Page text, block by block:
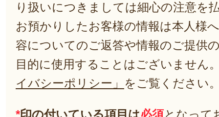
り扱いにつきましては細心の注意を
お預かりしたお客様の情報は本人様
容についてのご返答や情報のご提供
目的に使用することはございません
イバシーポリシー」 をご覧ください
*印の付いている項目は必須となって